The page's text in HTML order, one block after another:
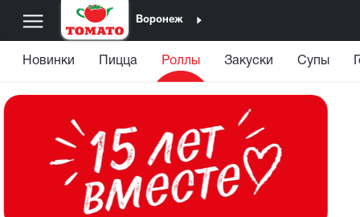
Воронеж
Новинки Пицца Роллы Закуски Супы